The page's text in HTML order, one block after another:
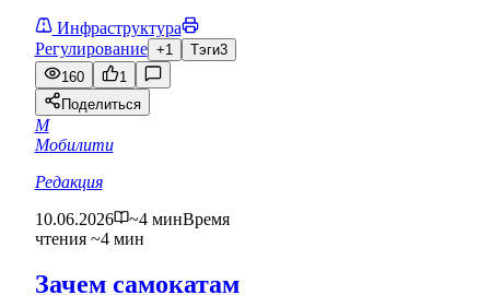
Инфраструктура
Регулирование +1 Тэги3
160
1
Поделиться
М
Мобилити
Редакция
10.06.2026
~4 минВремя
чтения ~4 мин
Зачем самокатам